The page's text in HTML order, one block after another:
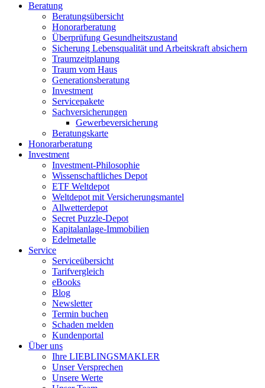
Beratung
Beratungsübersicht
Honorarberatung
Überprüfung Gesundheitszustand
Sicherung Lebensqualität und Arbeitskraft absichern
Traumzeitplanung
Traum vom Haus
Generationsberatung
Investment
Servicepakete
Sachversicherungen
Gewerbeversicherung
Beratungskarte
Honorarberatung
Investment
Investment-Philosophie
Wissenschaftliches Depot
ETF Weltdepot
Weltdepot mit Versicherungsmantel
Allwetterdepot
Secret Puzzle-Depot
Kapitalanlage-Immobilien
Edelmetalle
Service
Serviceübersicht
Tarifvergleich
eBooks
Blog
Newsletter
Termin buchen
Schaden melden
Kundenportal
Über uns
Ihre LIEBLINGSMAKLER
Unser Versprechen
Unsere Werte